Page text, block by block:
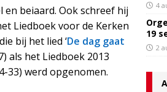
beiaard. Ook schreef hij
Liedboek voor de Kerken
bij het lied ‘De dag gaat
als het Liedboek 2013
33) werd opgenomen.
4
19
2